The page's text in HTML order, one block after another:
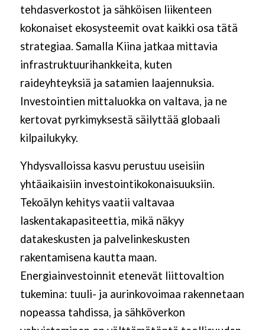
tehdasverkostot ja sähköisen liikenteen
kokonaiset ekosysteemit ovat kaikki osa tätä
strategiaa. Samalla Kiina jatkaa mittavia
infrastruktuurihankkeita, kuten
raideyhteyksiä ja satamien laajennuksia.
Investointien mittaluokka on valtava, ja ne
kertovat pyrkimyksestä säilyttää globaali
kilpailukyky.
Yhdysvalloissa kasvu perustuu useisiin
yhtäaikaisiin investointikokonaisuuksiin.
Tekoälyn kehitys vaatii valtavaa
laskentakapasiteettia, mikä näkyy
datakeskusten ja palvelinkeskusten
rakentamisena kautta maan.
Energiainvestoinnit etenevät liittovaltion
tukemina: tuuli- ja aurinkovoimaa rakennetaan
nopeassa tahdissa, ja sähköverkon